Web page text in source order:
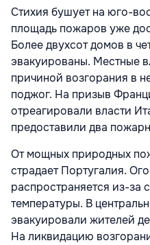
Стихия бушует на юго-
площадь пожаров уже
Более двухсот домов в
эвакуированы. Местные
причиной возгорания в
поджог. На призыв
отреагировали власти
предоставили два
От мощных природных
страдает Португалия.
распространяется из-за
температуры. В
эвакуировали жителей
На ликвидацию